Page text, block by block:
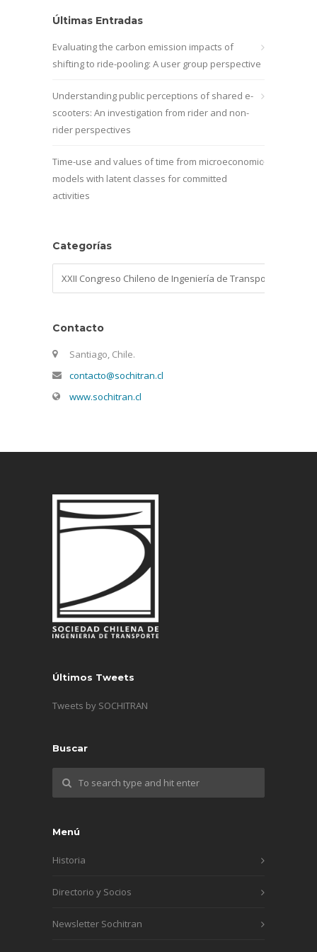
Últimas Entradas
Evaluating the carbon emission impacts of
shifting to ride-pooling: A user group perspective
Understanding public perceptions of shared e-
scooters: An investigation from rider and non-
rider perspectives
Time-use and values of time from microeconomic
models with latent classes for committed
activities
Categorías
Contacto
Santiago, Chile.
contacto@sochitran.cl
www.sochitran.cl
Últimos Tweets
Tweets by SOCHITRAN
Buscar
Menú
Historia
Directorio y Socios
Newsletter Sochitran